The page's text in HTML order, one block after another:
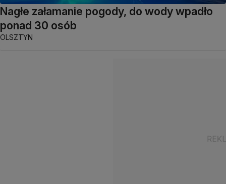
Nagłe załamanie pogody, do wody wpadło
ponad 30 osób
OLSZTYN